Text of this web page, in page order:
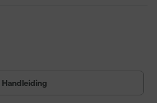
Handleiding